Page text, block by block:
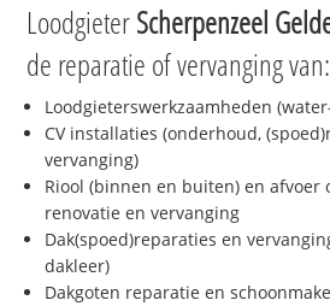
LoodgieterScherpenzeel
de reparatie of vervanging van:
Loodgieterswerkzaamheden
CV installaties (onderhoud,
vervanging)
Riool (binnen en buiten) en afvoer
renovatie en vervanging
Dak(spoed)reparaties en
dakleer)
Dakgoten reparatie en